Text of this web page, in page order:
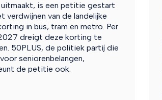
uitmaakt, is een petitie gestart
verdwijnen van de landelijke
in bus, tram en metro. Per
2027 dreigt deze korting te
50PLUS, de politiek partij die
seniorenbelangen,
de petitie ook.